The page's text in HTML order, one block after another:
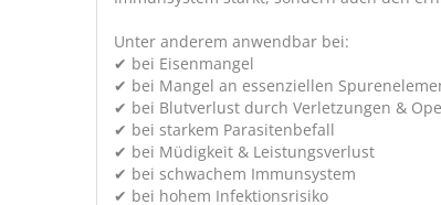
Unter anderem anwendbar bei:
✔ bei Eisenmangel
✔ bei Mangel an essenziellen
✔ bei Blutverlust durch Verletzungen &
✔ bei starkem Parasitenbefall
✔ bei Müdigkeit & Leistungsverlust
✔ bei schwachem Immunsystem
✔ bei hohem Infektionsrisiko